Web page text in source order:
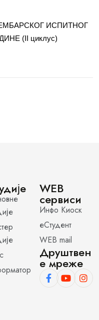
ИСПИТНОГ
(II циклус)
WEB
сервиси
Инфо Киоск
еСтудент
WEB mail
Друштвен
е мреже